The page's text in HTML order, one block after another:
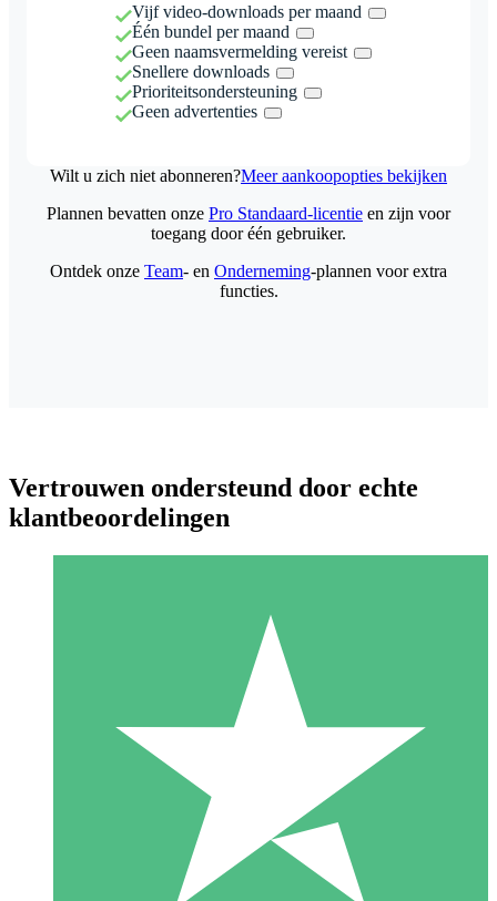
Vijf video-downloads per maand
Één bundel per maand
Geen naamsvermelding vereist
Snellere downloads
Prioriteitsondersteuning
Geen advertenties
Wilt u zich niet abonneren?Meer aankoopopties bekijken
Individuele Creditpakketten
Betaal per gebruik met downloadtegoeden. Geen maandelijkse
1000
Plannen bevatten onze Pro Standaard-licentie en zijn voor
toegang door één gebruiker.
Ontdek onze Team- en Onderneming-plannen voor extra
functies.
Vertrouwen ondersteund door echte
klantbeoordelingen